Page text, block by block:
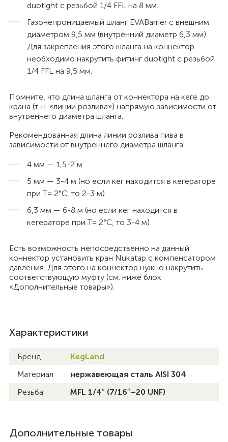
duotight с резьбой 1/4 FFL на 8 мм.
Газонепроницаемый шланг EVABarrier с внешним
диаметром 9,5 мм (внутренний диаметр 6,3 мм).
Для закрепления этого шланга на коннектор
необходимо накрутить фитинг duotight с резьбой
1/4 FFL на 9,5 мм.
Помните, что длина шланга от коннектора на кеге до
крана (т. н. «линии розлива») напрямую зависимости от
внутреннего диаметра шланга.
Рекомендованная длина линии розлива пива в
зависимости от внутреннего диаметра шланга:
4 мм — 1,5-2 м
5 мм — 3-4 м (но если кег находится в кегераторе
при T= 2°C, то 2-3 м)
6,3 мм — 6-8 м (но если кег находится в
кегераторе при T= 2°C, то 3-4 м)
Есть возможность непосредственно на данный
коннектор установить кран Nukatap с компенсатором
давления. Для этого на коннектор нужно накрутить
соответствующую муфту (см. ниже блок
«Дополнительные товары»).
Характеристики
Бренд
KegLand
Материал
нержавеющая сталь AISI 304
Резьба
MFL 1/4″ (7/16″–20 UNF)
Дополнительные товары